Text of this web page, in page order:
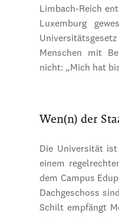
Limbach-Reich
Luxemburg
Menschen mit
nicht: „Mich hat
Wen(n) der
Die Universität
einem
dem Campus
Dachgeschoss
Schilt empfängt